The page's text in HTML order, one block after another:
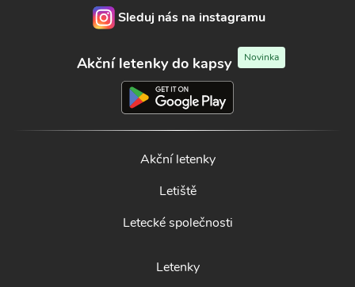
Sleduj nás na instagramu
Akční letenky do kapsy Novinka
Akční letenky
Letiště
Letecké společnosti
Letenky